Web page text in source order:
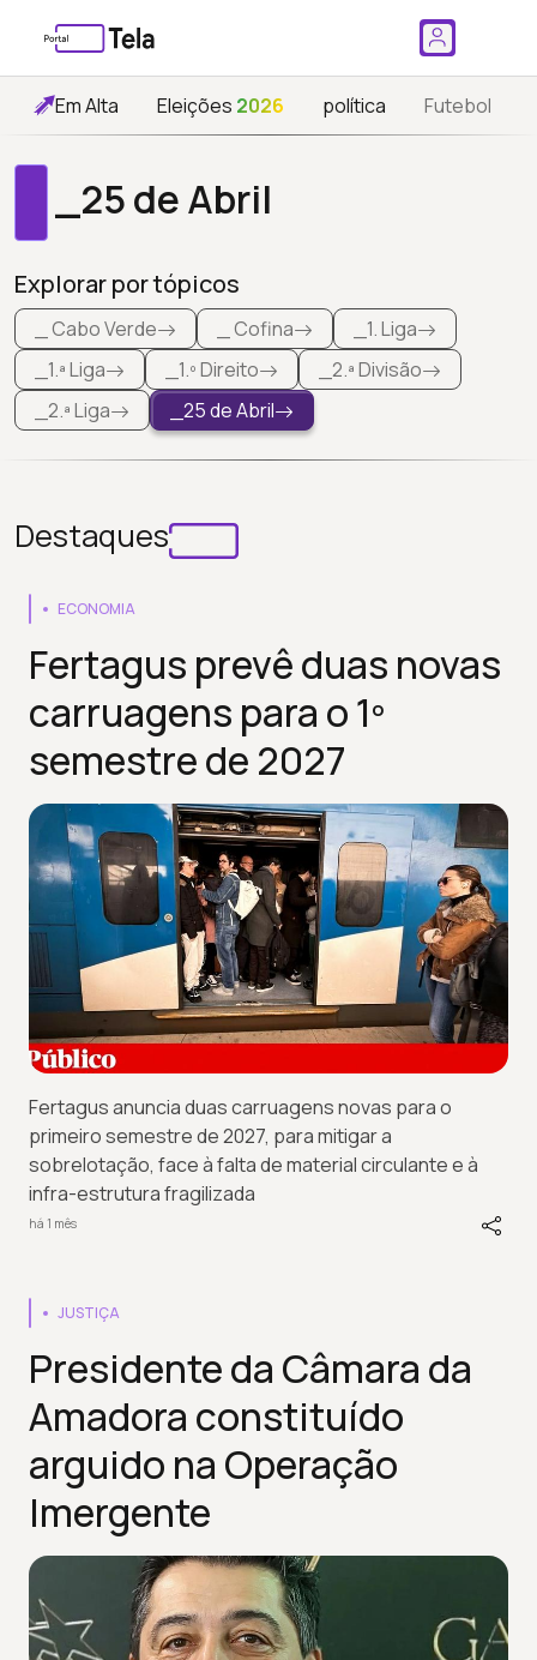
Em Alta Eleições 2026 política Futebol
_25 de Abril
Explorar por tópicos
_ Cabo Verde _ Cofina
_1. Liga
_1.ª Liga
_1.º Direito
_2.ª Divisão
_2.ª Liga
_25 de Abril
Destaques
ECONOMIA
Fertagus prevê duas novas
carruagens para o 1º
semestre de 2027
Fertagus anuncia duas carruagens novas para o
primeiro semestre de 2027, para mitigar a
sobrelotação, face à falta de material circulante e à
infra-estrutura fragilizada
há 1 mês
JUSTIÇA
Presidente da Câmara da
Amadora constituído
arguido na Operação
Imergente